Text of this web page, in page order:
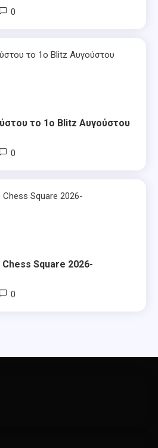
0
το 1ο Blitz Αυγούστου
0
Chess Square 2026-
0